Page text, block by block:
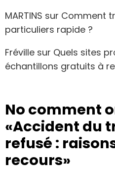
MARTINS sur Comment
particuliers rapide ?
Fréville sur Quels sites
échantillons gratuits à
No comment
«Accident du
refusé :
recours»